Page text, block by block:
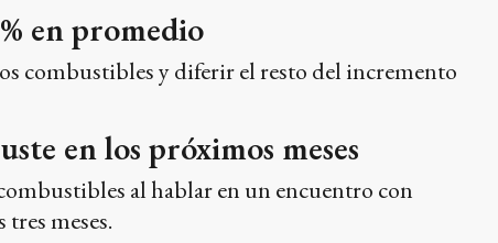
en promedio
combustibles y diferir el resto del incremento
en los próximos meses
al hablar en un encuentro con
meses.